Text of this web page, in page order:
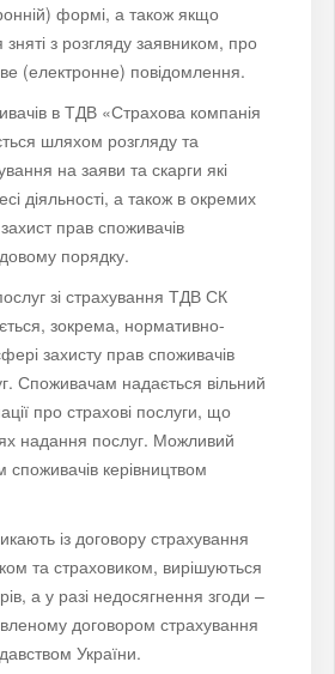
формі, а також якщо
з розгляду заявником, про
(електронне) повідомлення.
в ТДВ «Страхова компанія
шляхом розгляду та
на заяви та скарги які
діяльності, а також в окремих
прав споживачів
порядку.
зі страхування ТДВ СК
зокрема, нормативно-
захисту прав споживачів
Споживачам надається вільний
про страхові послуги, що
надання послуг. Можливий
керівництвом
із договору страхування
та страховиком, вирішуються
а у разі недосягнення згоди –
договором страхування
України.